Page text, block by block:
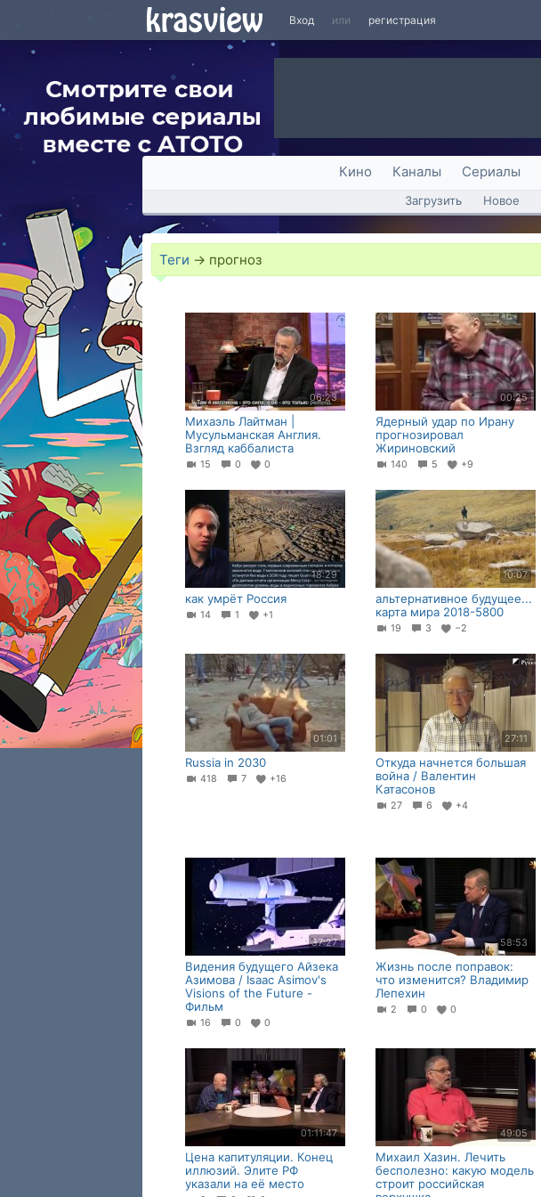
Вход или регистрация
Кино Каналы Сериалы
Загрузить Новое
Теги → прогноз
06:23
Михаэль Лайтман |
Мусульманская Англия.
Взгляд каббалиста
15 0 0
00:25
Ядерный удар по Ирану
прогнозировал
Жириновский
140 5 +9
18:29
как умрёт Россия
14 1 +1
10:07
альтернативное будущее...
карта мира 2018-5800
19 3 −2
01:01
Russia in 2030
418 7 +16
27:11
Откуда начнется большая
война / Валентин
Катасонов
27 6 +4
37:27
Видения будущего Айзека
Азимова / Isaac Asimov's
Visions of the Future -
Фильм
16 0 0
58:53
Жизнь после поправок:
что изменится? Владимир
Лепехин
2 0 0
01:11:47
Цена капитуляции. Конец
иллюзий. Элите РФ
указали на её место
49:05
Михаил Хазин. Лечить
бесполезно: какую модель
строит российская